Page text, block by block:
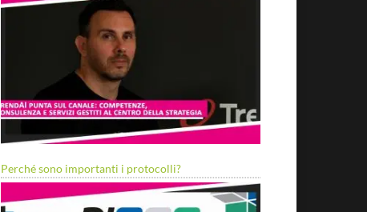
Perché sono importanti i protocolli?